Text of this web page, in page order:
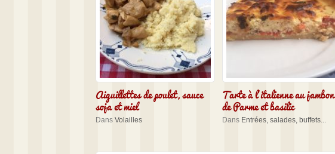
Aiguillettes de poulet, sauce
soja et miel
Dans Volailles
Tarte à l’italienne au jambon
de Parme et basilic
Dans Entrées, salades, buffets...